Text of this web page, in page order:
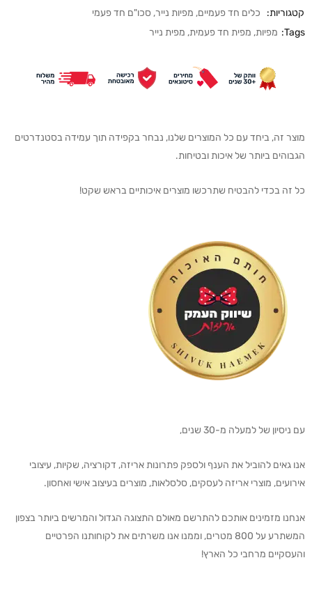
קטגוריות:
כלים חד פעמיים, מפיות נייר, סכו"ם חד פעמי
Tags: מפיות, מפית חד פעמית, מפית נייר
מוצר זה, ביחד עם כל המוצרים שלנו, נבחר בקפידה תוך עמידה בסטנדרטים
הגבוהים ביותר של איכות ובטיחות.
כל זה בכדי להבטיח שתרכשו מוצרים איכותיים בראש שקט!
עם ניסיון של למעלה מ-30 שנים,
אנו גאים להוביל את הענף ולספק פתרונות אריזה, דקורציה, שקיות, עיצובי
אירועים, מוצרי אריזה לעסקים, סלסלאות, מוצרים בעיצוב אישי ואחסון.
אנחנו מזמינים אותכם להתרשם מאולם התצוגה הגדול והמרשים ביותר בצפון
המשתרע על 800 מטרים, וממנו אנו משרתים את לקוחותנו הפרטיים
והעסקיים מרחבי כל הארץ!